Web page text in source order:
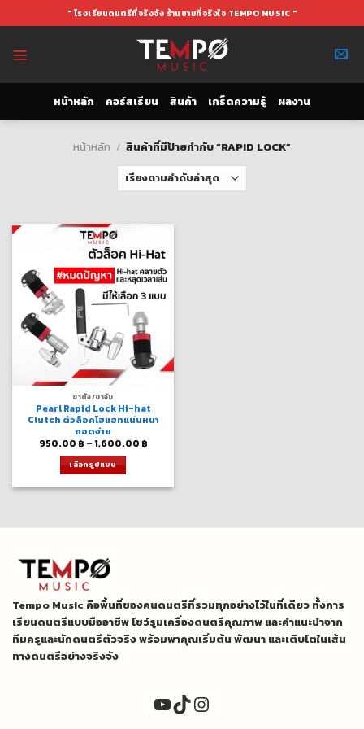
to
" โรงเรียนดนตรีที่จริงจัง ร้านขายที่จริงใจ TEMPO MUSIC "
หน้าหลัก คอร์สเรียน สินค้า เกร็ดความรู้ ผลงาน
หน้าหลัก / สินค้าที่มีป้ายกำกับ “RAPID LOCK”
ขาตั้ง/ขาจับ
Pearl Rapid Lock Hi-hat
Clutch ตัวล็อคไฮแฮทแน่นหนา
ถอดง่าย
950.00 ฿ –1,600.00 ฿Price
เลือกรูปแบบ
product
options
may
chosen
on
the
product
page
Tempo Music คือพื้นที่ของคนดนตรีที่รวมทุกอย่างไว้ในที่เดียว ทั้งการ
เรียนดนตรีแบบมืออาชีพ โชว์รูมเครื่องดนตรีคุณภาพ และคำแนะนำจาก
ทีมครูและนักดนตรีตัวจริง พร้อมพาคุณเริ่มต้น พัฒนา และเติบโตในเส้น
ทางดนตรีอย่างจริงจัง
YouTube
TikTok
Instagram